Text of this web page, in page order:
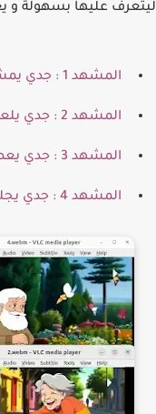
ليتعرف عليها بسهولة و
المشهد 1 : جدي
المشهد 2 : جدي
المشهد 3 : جدي
المشهد 4 : جدي